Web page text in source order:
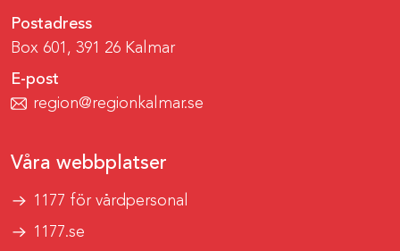
Postadress
Box 601, 391 26 Kalmar
E-post
region@regionkalmar.se
Våra webbplatser
1177 för vårdpersonal
1177.se